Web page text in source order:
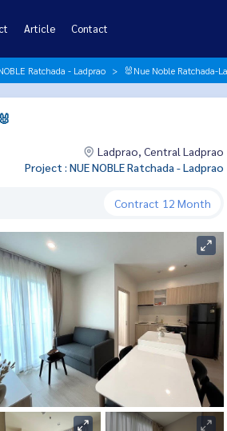
Article Contact
Ratchada - Ladprao 🐰Nue Noble Ratchada-
Ladprao, Central Ladprao
Project : NUE NOBLE Ratchada - Ladprao
Contract 12 Month